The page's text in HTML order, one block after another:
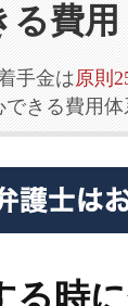
る費用
手金は原則
きる費用
る時